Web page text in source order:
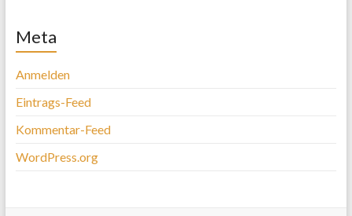
Meta
Anmelden
Eintrags-Feed
Kommentar-Feed
WordPress.org